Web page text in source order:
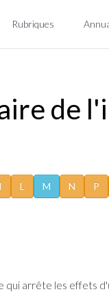
Rubriques
de
I L M N P
arrête les effets